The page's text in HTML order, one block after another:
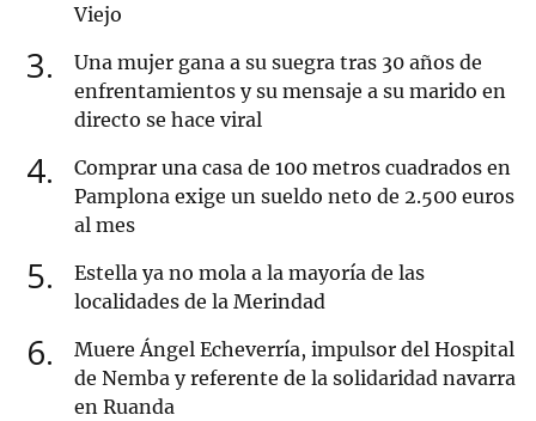
Viejo
3
Una mujer gana a su suegra tras 30 años de
enfrentamientos y su mensaje a su marido en
directo se hace viral
4
Comprar una casa de 100 metros cuadrados en
Pamplona exige un sueldo neto de 2.500 euros
al mes
5
Estella ya no mola a la mayoría de las
localidades de la Merindad
6
Muere Ángel Echeverría, impulsor del Hospital
de Nemba y referente de la solidaridad navarra
en Ruanda